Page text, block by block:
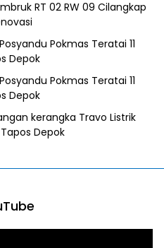
RT 02 RW 09 Cilangkap
Pokmas Teratai 11
Depok
Pokmas Teratai 11
Depok
kerangka Travo Listrik
Depok